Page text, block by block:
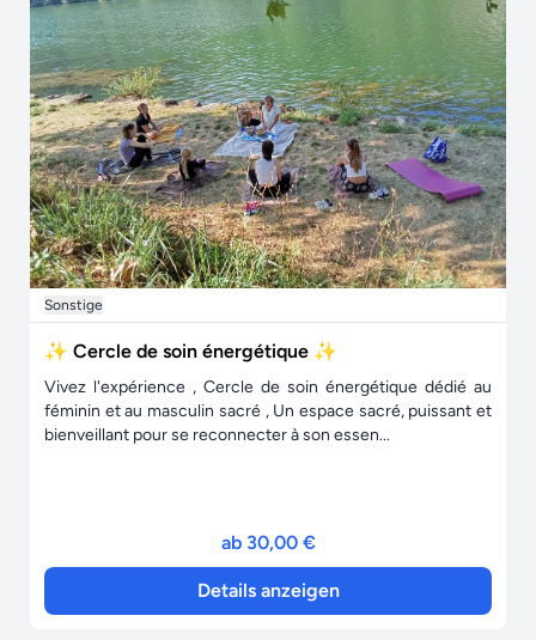
Sonstige
✨ Cercle de soin énergétique ✨
Vivez l'expérience , Cercle de soin énergétique dédié au
féminin et au masculin sacré , Un espace sacré, puissant et
bienveillant pour se reconnecter à son essen...
ab 30,00 €
Details anzeigen